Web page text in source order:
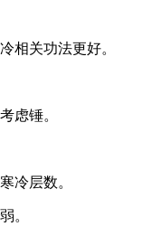
相关功法更好。
虑锤。
冷层数。
。